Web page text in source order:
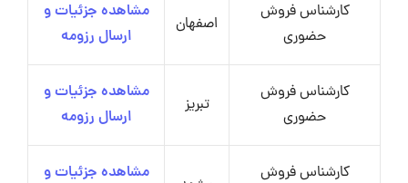
کارشناس فروش
حضوری
اصفهان
مشاهده جزئیات و
ارسال رزومه
کارشناس فروش
حضوری
تبریز
مشاهده جزئیات و
ارسال رزومه
کارشناس فروش مشاهده جزئیات و